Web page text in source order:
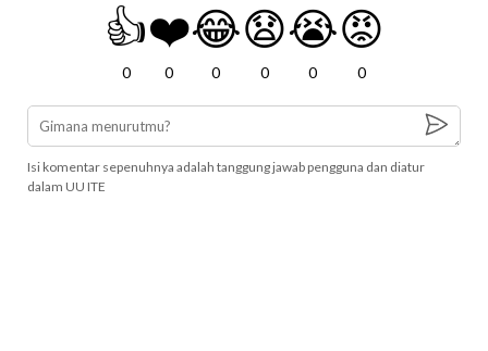
👍
0
❤️
0
😂
0
😧
0
😭
0
😡
0
Isi komentar sepenuhnya adalah tanggung jawab pengguna dan diatur
dalam UU ITE